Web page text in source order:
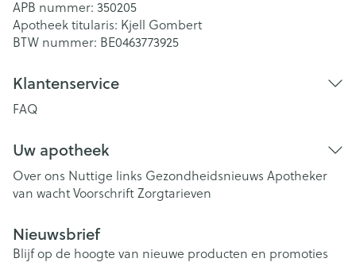
APB nummer: 350205
Apotheek titularis: Kjell Gombert
BTW nummer: BE0463773925
Klantenservice
FAQ
Uw apotheek
Over ons Nuttige links Gezondheidsnieuws Apotheker
van wachtVoorschriftZorgtarieven
Nieuwsbrief
Blijf op de hoogte van nieuwe producten en promoties